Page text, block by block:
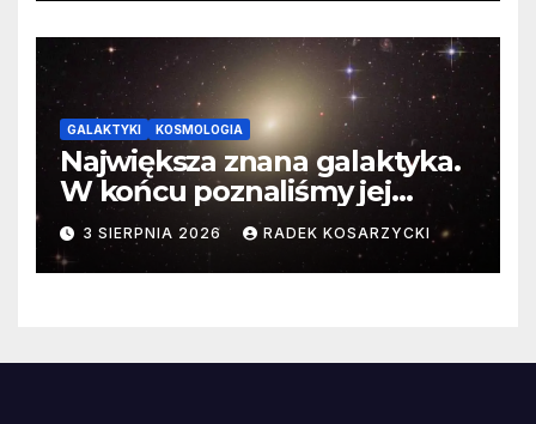
GALAKTYKI KOSMOLOGIA
Największa znana galaktyka.
W końcu poznaliśmy jej
faktyczne wymiary
3 SIERPNIA 2026 RADEK KOSARZYCKI